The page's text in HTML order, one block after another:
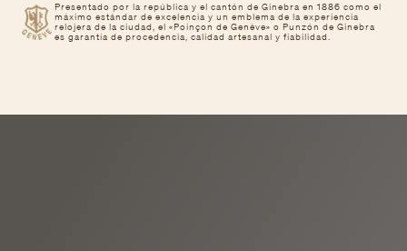
Presentado por la república y el cantón de Ginebra en 1886 como el
máximo estándar de excelencia y un emblema de la experiencia
relojera de la ciudad, el «Poinçon de Genève» o Punzón de Ginebra
es garantía de procedencia, calidad artesanal y fiabilidad.